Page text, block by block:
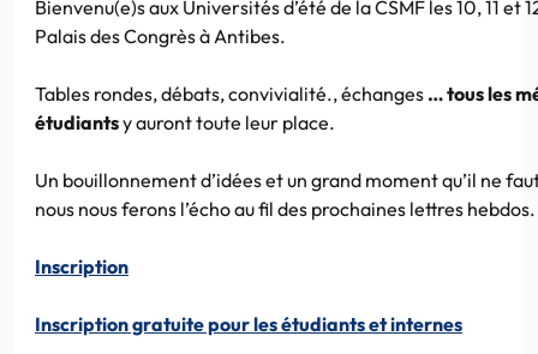
Bienvenu(e)s aux Universités d’été de la CSMF les 10, 11 et
Palais des Congrès à Antibes.
Tables rondes, débats, convivialité., échanges … tous les
étudiantsy auront toute leur place.
Un bouillonnement d’idées et un grand moment qu’il ne
nous nous ferons l’écho au fil des prochaines lettres hebdos.
Inscription
Inscription gratuite pour les étudiants et internes